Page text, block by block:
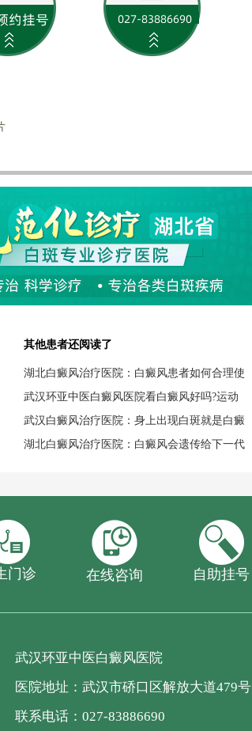
其他患者还阅读了
湖北白癜风治疗医院：白癜风患者如何合理使
武汉环亚中医白癜风医院看白癜风好吗?运动
武汉白癜风治疗医院：身上出现白斑就是白癜
湖北白癜风治疗医院：白癜风会遗传给下一代
门诊 在线咨询 自助挂号
武汉环亚中医白癜风医院
医院地址：武汉市硚口区解放大道479号
联系电话：027-83886690